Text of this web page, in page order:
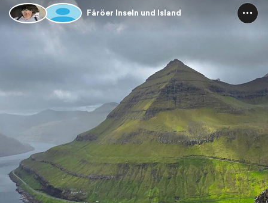
Färöer Inseln und Island